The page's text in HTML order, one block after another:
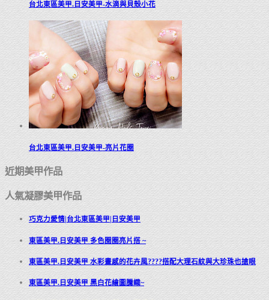
台北東區美甲.日安美甲-水滴與貝殼小花
台北東區美甲.日安美甲-亮片花圈
近期美甲作品
人氣凝膠美甲作品
巧克力愛情|台北東區美甲|日安美甲
東區美甲.日安美甲 多色圈圈亮片搭 ~
東區美甲.日安美甲 水彩畫感的花卉風????搭配大理石紋與大珍珠也搶眼
東區美甲.日安美甲 黑白花繪圖騰織~